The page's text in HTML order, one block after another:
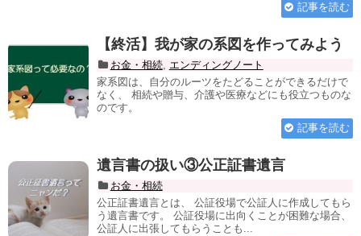
記事を読む
【終活】我が家の系図を作ってみよう
お金・相続, エンディングノート
家系図は、自分のルーツをたどることができるだけで
なく、 相続や贈与、介護や医療などにも役立つものな
のです。
記事を読む
遺言書の扱い③公正証書遺言
お金・相続
公正証書遺言とは、 公証役場で公証人に作成してもら
う遺言書です。 公証役場に出向くことが困難な場合、
公証人に出張してもらうことも...